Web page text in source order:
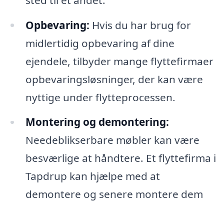
Opbevaring: Hvis du har brug for
midlertidig opbevaring af dine
ejendele, tilbyder mange flyttefirmaer
opbevaringsløsninger, der kan være
nyttige under flytteprocessen.
Montering og demontering:
Needeblikserbare møbler kan være
besværlige at håndtere. Et flyttefirma i
Tapdrup kan hjælpe med at
demontere og senere montere dem